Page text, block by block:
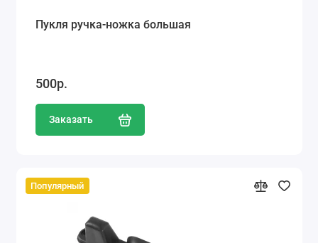
Пукля ручка-ножка большая
500р.
Заказать
Популярный